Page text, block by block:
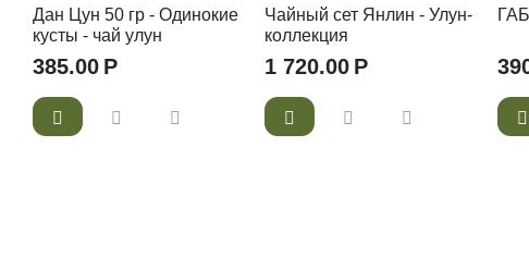
Дан Цун 50 гр - Одинокие
кусты - чай улун
385.00 Р
Чайный сет Янлин - Улун-
коллекция
1 720.00 Р